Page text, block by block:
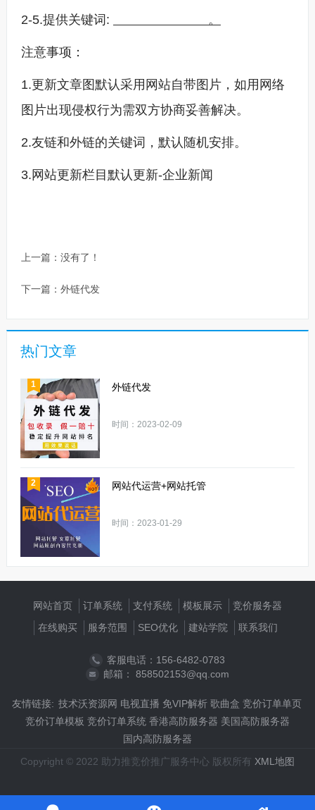
2-5.提供关键词: 。
注意事项：
1.更新文章图默认采用网站自带图片，如用网络
图片出现侵权行为需双方协商妥善解决。
2.友链和外链的关键词，默认随机安排。
3.网站更新栏目默认更新-企业新闻
上一篇：没有了！
下一篇： 外链代发
热门文章
1 外链代发
时间：2023-02-09
2 网站代运营+网站托管
时间：2023-01-29
网站首页 订单系统 支付系统 模板展示
竞价服务器
在线购买
服务范围 SEO优化 建站学院 联系我们
客服电话：156-6482-0783
邮箱： 858502153@qq.com
友情链接: 技术沃资源网 电视直播 免VIP解析 歌曲盒 竞价订单单页
竞价订单模板 竞价订单系统 香港高防服务器 美国高防服务器
国内高防服务器
Copyright © 2022 助力推竞价推广服务中心 版权所有 XML地图